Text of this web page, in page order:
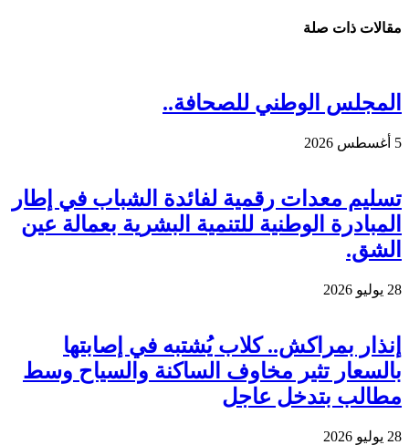
مقالات ذات صلة
المجلس الوطني للصحافة..
5 أغسطس 2026
تسليم معدات رقمية لفائدة الشباب في إطار
المبادرة الوطنية للتنمية البشرية بعمالة عين
الشق.
28 يوليو 2026
إنذار بمراكش.. كلاب يُشتبه في إصابتها
بالسعار تثير مخاوف الساكنة والسياح وسط
مطالب بتدخل عاجل
28 يوليو 2026